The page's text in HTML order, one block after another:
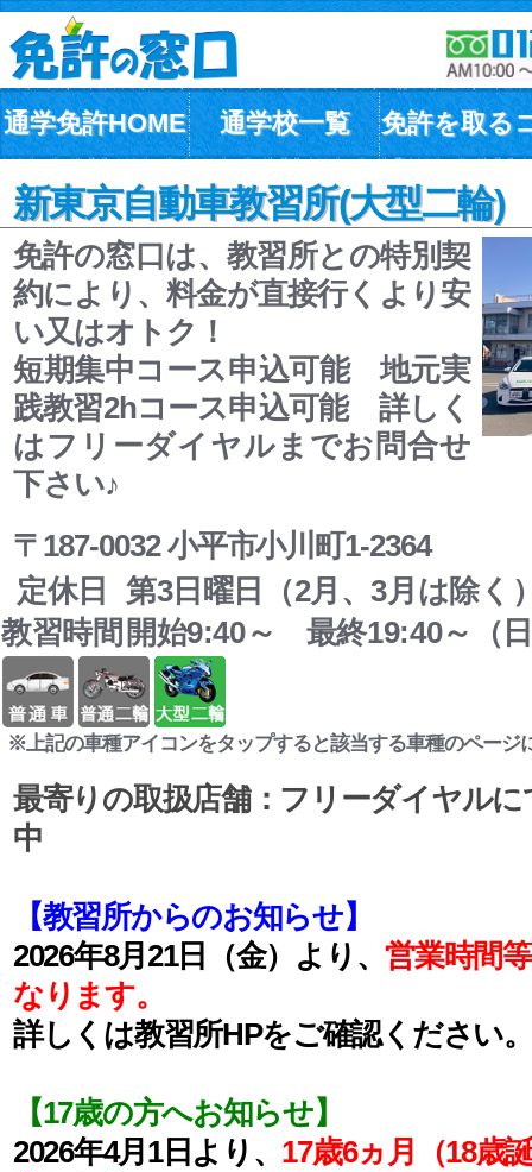
通学免許HOME 通学校一覧 免許を取る
新東京自動車教習所(大型二輪)
免許の窓口は、教習所との特別契
約により、料金が直接行くより安
い又はオトク！
短期集中コース申込可能 地元実
践教習2hコース申込可能 詳しく
はフリーダイヤルまでお問合せ
下さい♪
〒187-0032 小平市小川町1-2364
定休日
第3日曜日（2月、3月は除く
教習時間 開始9:40～ 最終19:40～（
※上記の車種アイコンをタップすると該当する車種のページ
最寄りの取扱店舗：フリーダイヤル
中
【教習所からのお知らせ】
2026年8月21日（金）より、 営業時間
なります。
詳しくは教習所HPをご確認ください。
【17歳の方へお知らせ】
2026年4月1日より、 17歳6ヵ月（18歳